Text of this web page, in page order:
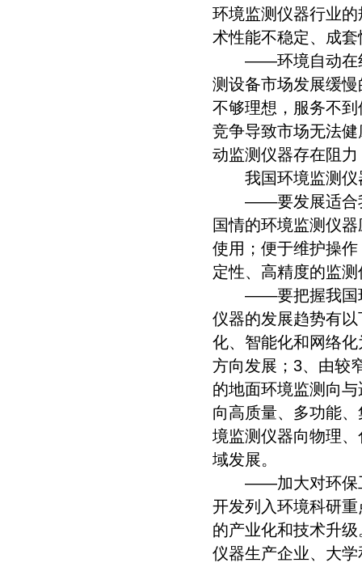
环境监测仪器行业
术性能不稳定、成
——环境自动在线
测设备市场发展缓
不够理想，服务不
竞争导致市场无法
动监测仪器存在阻
我国环境监测仪
——要发展适合我
国情的环境监测仪
使用；便于维护操
定性、高精度的监
——要把握我国环
仪器的发展趋势有
化、智能化和网络
方向发展；3、由较
的地面环境监测向
向高质量、多功能
境监测仪器向物理
域发展。
——加大对环保工
开发列入环境科研
的产业化和技术升
仪器生产企业、大